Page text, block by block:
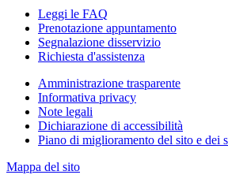
Leggi le FAQ
Prenotazione appuntamento
Segnalazione disservizio
Richiesta d'assistenza
Amministrazione trasparente
Informativa privacy
Note legali
Dichiarazione di accessibilità
Piano di miglioramento del sito e dei
Mappa del sito